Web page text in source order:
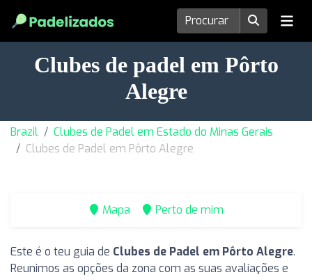
Clubes de padel em Pôrto
Alegre
Brazil
Clubes de Padel em Estado do Minas Gerais
Clubes de Padel em Pôrto Alegre
Mapa Perto de mim
Este é o teu guia de Clubes de Padel em Pôrto Alegre.
Reunimos as opções da zona com as suas avaliações e